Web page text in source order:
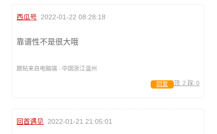
西瓜号 2022-01-22 08:28:18
靠谱性不是很大哦
跟帖来自电脑端 · 中国浙江温州
顶: 2 踩: 0
回复
回首遇见 2022-01-21 21:05:01